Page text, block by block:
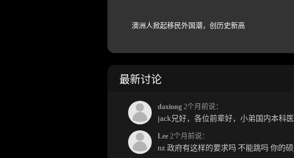
澳洲人掀起移民外国潮，创历史新高
最新讨论
daxiong 2个月前说：
Lee 2个月前说：
nz 政府有这样的要求吗 不能跳吗 你的